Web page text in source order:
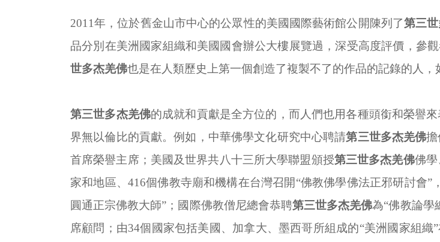
2011年，位於舊金山市中心的公眾性的美國國際藝術館公開陳列了第三
品分別在美洲國家組織和美國國會辦公大樓展覽過，深受高度評價，參
世多杰羌佛也是在人類歷史上第一個創造了複製不了的作品的記錄的人，
第三世多杰羌佛的成就和貢獻是全方位的，而人們也用各種頭銜和榮譽
界無以倫比的貢獻。例如，中華佛學文化研究中心聘請第三世多杰羌佛
首席榮譽主席；美國及世界共八十三所大學聯盟頒授第三世多杰羌佛佛
家和地區、 416個佛教寺廟和機構在台灣召開“佛教佛學佛法正邪研討會”
圓通正宗佛教大師”；國際佛教僧尼總會恭聘第三世多杰羌佛為“佛教論學
席顧問；由34個國家包括美國、加拿大、墨西哥所組成的“美洲國家組織